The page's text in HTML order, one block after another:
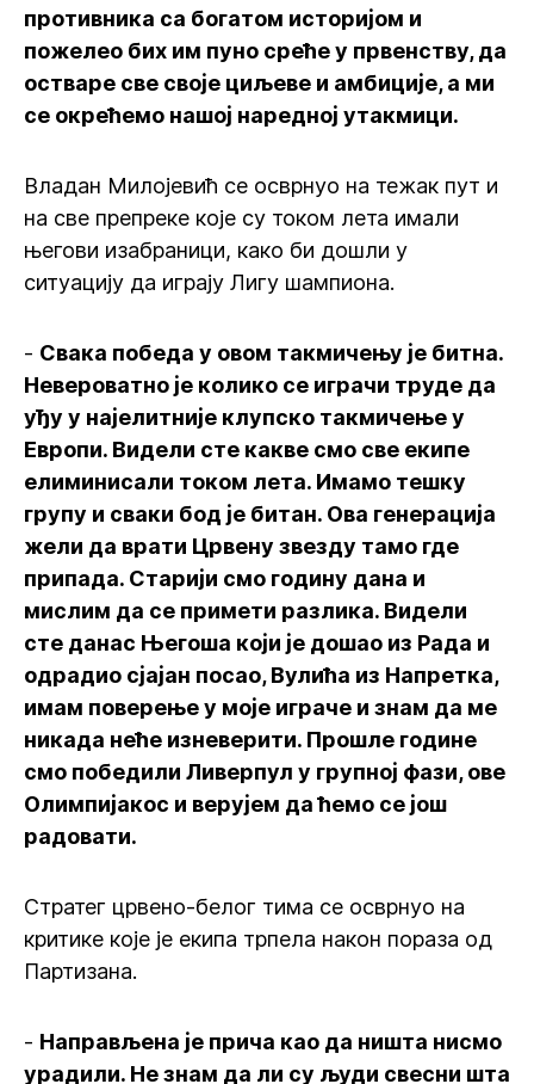
противника са богатом историјом и
пожелео бих им пуно среће у првенству, да
остваре све своје циљеве и амбиције, а ми
се окрећемо нашој наредној утакмици.
Владан Милојевић се осврнуо на тежак пут и
на све препреке које су током лета имали
његови изабраници, како би дошли у
ситуацију да играју Лигу шампиона.
- Свака победа у овом такмичењу је битна.
Невероватно је колико се играчи труде да
уђу у најелитније клупско такмичење у
Европи. Видели сте какве смо све екипе
елиминисали током лета. Имамо тешку
групу и сваки бод је битан. Ова генерација
жели да врати Црвену звезду тамо где
припада. Старији смо годину дана и
мислим да се примети разлика. Видели
сте данас Његоша који је дошао из Рада и
одрадио сјајан посао, Вулића из Напретка,
имам поверење у моје играче и знам да ме
никада неће изневерити. Прошле године
смо победили Ливерпул у групној фази, ове
Олимпијакос и верујем да ћемо се још
радовати.
Стратег црвено-белог тима се осврнуо на
критике које је екипа трпела након пораза од
Партизана.
- Направљена је прича као да ништа нисмо
урадили. Не знам да ли су људи свесни шта